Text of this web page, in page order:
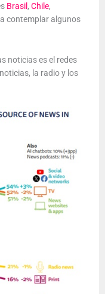
Brasil , Chile,
contemplar algunos
noticias es el redes
la radio y los